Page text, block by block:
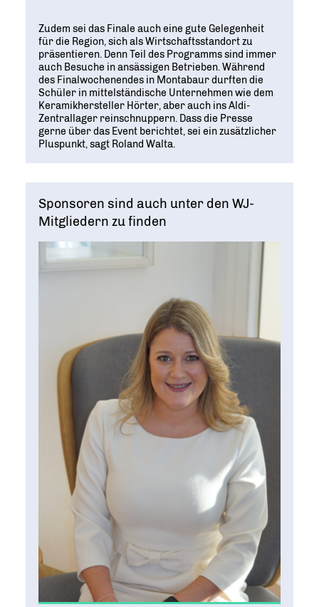
Zudem sei das Finale auch eine gute Gelegenheit
für die Region, sich als Wirtschaftsstandort zu
präsentieren. Denn Teil des Programms sind immer
auch Besuche in ansässigen Betrieben. Während
des Finalwochenendes in Montabaur durften die
Schüler in mittelständische Unternehmen wie dem
Keramikhersteller Hörter, aber auch ins Aldi-
Zentrallager reinschnuppern. Dass die Presse
gerne über das Event berichtet, sei ein zusätzlicher
Pluspunkt, sagt Roland Walta.
Sponsoren sind auch unter den WJ-
Mitgliedern zu finden